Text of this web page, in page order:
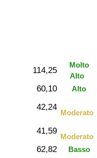
114,25
Molto
Alto
60,10 Alto
42,24
Moderato
41,59
Moderato
62,82 Basso
Nazione
Paese